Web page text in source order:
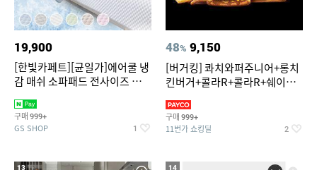
19,900
[한빛카페트][균일가]에어쿨 냉
감 매쉬 소파패드 전사이즈 균일
구매 999+
GS SHOP 1
48% 9,150
[버거킹] 콰치와퍼주니어+롱치
킨버거+콜라R+콜라R+쉐이킹
구매 999+
11번가 쇼킹딜 2
13 14